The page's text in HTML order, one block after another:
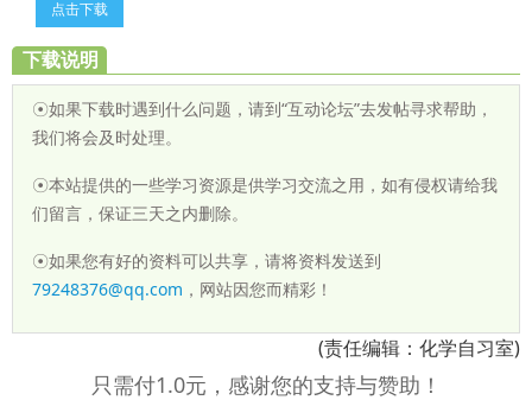
点击下载
下载说明
☉如果下载时遇到什么问题，请到“互动论坛”去发帖寻求帮助，
我们将会及时处理。
☉本站提供的一些学习资源是供学习交流之用，如有侵权请给我
们留言，保证三天之内删除。
☉如果您有好的资料可以共享，请将资料发送到
79248376@qq.com ，网站因您而精彩！
(责任编辑：化学自习室)
只需付1.0元，感谢您的支持与赞助！